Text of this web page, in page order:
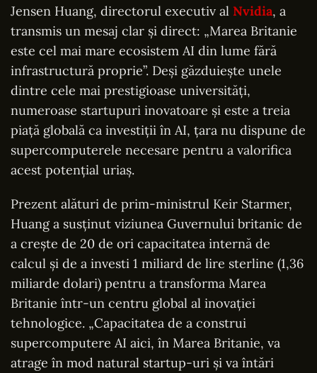
Jensen Huang, directorul executiv al Nvidia, a
transmis un mesaj clar și direct: „Marea Britanie
este cel mai mare ecosistem AI din lume fără
infrastructură proprie”. Deși găzduiește unele
dintre cele mai prestigioase universități,
numeroase startupuri inovatoare și este a treia
piață globală ca investiții în AI, țara nu dispune de
supercomputerele necesare pentru a valorifica
acest potențial uriaș.
Prezent alături de prim-ministrul Keir Starmer,
Huang a susținut viziunea Guvernului britanic de
a crește de 20 de ori capacitatea internă de
calcul și de a investi 1 miliard de lire sterline (1,36
miliarde dolari) pentru a transforma Marea
Britanie într-un centru global al inovației
tehnologice. „Capacitatea de a construi
supercomputere AI aici, în Marea Britanie, va
atrage în mod natural startup-uri și va întări